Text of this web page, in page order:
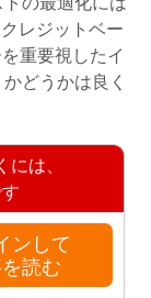
レジットベー
重要視したイ
どうかは良く
は、
ンして
読む